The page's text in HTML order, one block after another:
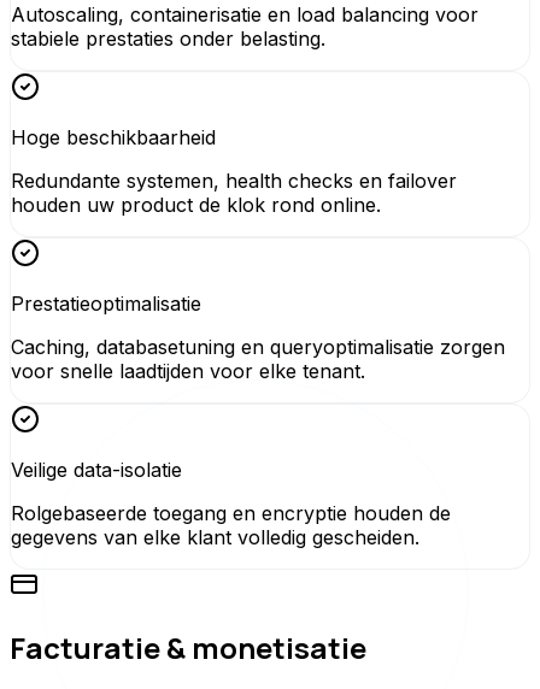
Autoscaling, containerisatie en load balancing voor
stabiele prestaties onder belasting.
Hoge beschikbaarheid
Redundante systemen, health checks en failover
houden uw product de klok rond online.
Prestatieoptimalisatie
Caching, databasetuning en queryoptimalisatie zorgen
voor snelle laadtijden voor elke tenant.
Veilige data-isolatie
Rolgebaseerde toegang en encryptie houden de
gegevens van elke klant volledig gescheiden.
Facturatie & monetisatie